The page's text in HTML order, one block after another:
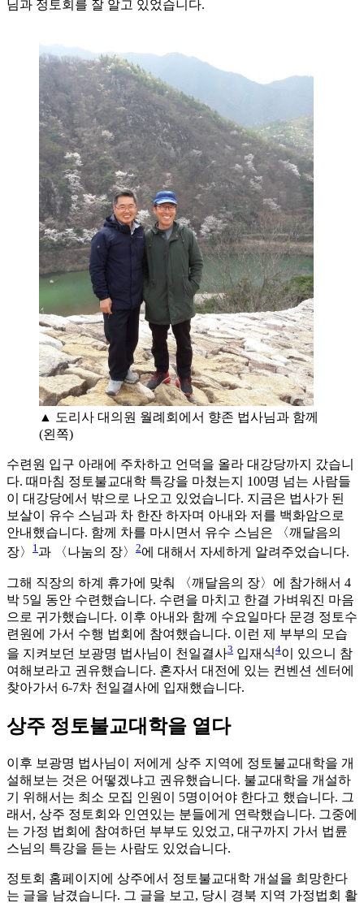
님과 정토회를 잘 알고 있었습니다.
▲ 도리사 대의원 월례회에서 향존 법사님과 함께
(왼쪽)
수련원 입구 아래에 주차하고 언덕을 올라 대강당까지 갔습니
다. 때마침 정토불교대학 특강을 마쳤는지 100명 넘는 사람들
이 대강당에서 밖으로 나오고 있었습니다. 지금은 법사가 된
보살이 유수 스님과 차 한잔 하자며 아내와 저를 백화암으로
안내했습니다. 함께 차를 마시면서 유수 스님은 〈깨달음의
장〉
1과 〈나눔의 장〉 2에 대해서 자세하게 알려주었습니다.
그해 직장의 하계 휴가에 맞춰 〈깨달음의 장〉에 참가해서 4
박 5일 동안 수련했습니다. 수련을 마치고 한결 가벼워진 마음
으로 귀가했습니다. 이후 아내와 함께 수요일마다 문경 정토수
련원에 가서 수행 법회에 참여했습니다. 이런 제 부부의 모습
을 지켜보던 보광명 법사님이 천일결사3 입재식4이 있으니 참
여해보라고 권유했습니다. 혼자서 대전에 있는 컨벤션 센터에
찾아가서 6-7차 천일결사에 입재했습니다.
상주 정토불교대학을 열다
이후 보광명 법사님이 저에게 상주 지역에 정토불교대학을 개
설해보는 것은 어떻겠냐고 권유했습니다. 불교대학을 개설하
기 위해서는 최소 모집 인원이 5명이어야 한다고 했습니다. 그
래서, 상주 정토회와 인연있는 분들에게 연락했습니다. 그중에
는 가정 법회에 참여하던 부부도 있었고, 대구까지 가서 법륜
스님의 특강을 듣는 사람도 있었습니다.
정토회 홈페이지에 상주에서 정토불교대학 개설을 희망한다
는 글을 남겼습니다. 그 글을 보고, 당시 경북 지역 가정법회 활